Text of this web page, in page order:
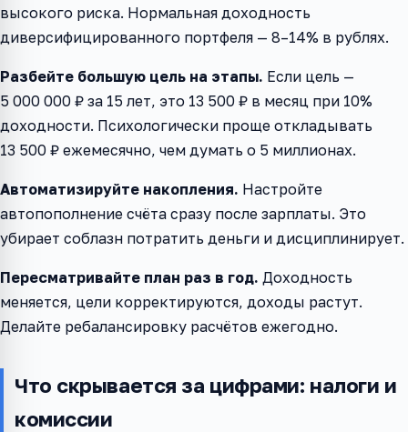
высокого риска. Нормальная доходность
диверсифицированного портфеля — 8–14% в рублях.
Разбейте большую цель на этапы. Если цель —
5 000 000 ₽ за 15 лет, это 13 500 ₽ в месяц при 10%
доходности. Психологически проще откладывать
13 500 ₽ ежемесячно, чем думать о 5 миллионах.
Автоматизируйте накопления. Настройте
автопополнение счёта сразу после зарплаты. Это
убирает соблазн потратить деньги и дисциплинирует.
Пересматривайте план раз в год. Доходность
меняется, цели корректируются, доходы растут.
Делайте ребалансировку расчётов ежегодно.
Что скрывается за цифрами: налоги и
комиссии